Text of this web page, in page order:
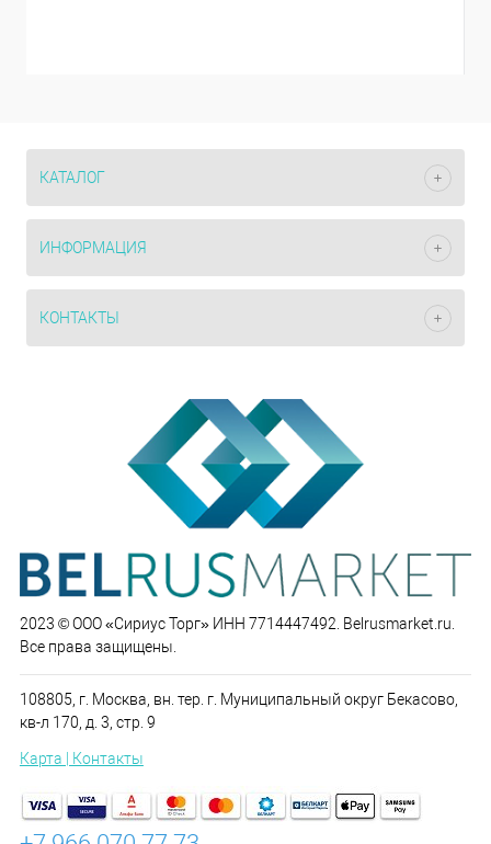
КАТАЛОГ
ИНФОРМАЦИЯ
КОНТАКТЫ
2023 © ООО «Сириус Торг» ИНН 7714447492. Belrusmarket.ru.
Все права защищены.
108805, г. Москва, вн. тер. г. Муниципальный округ Бекасово,
кв-л 170, д. 3, стр. 9
Карта | Контакты